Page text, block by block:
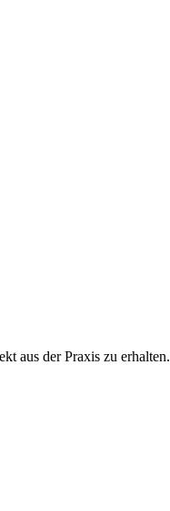
aus der Praxis zu erhalten.